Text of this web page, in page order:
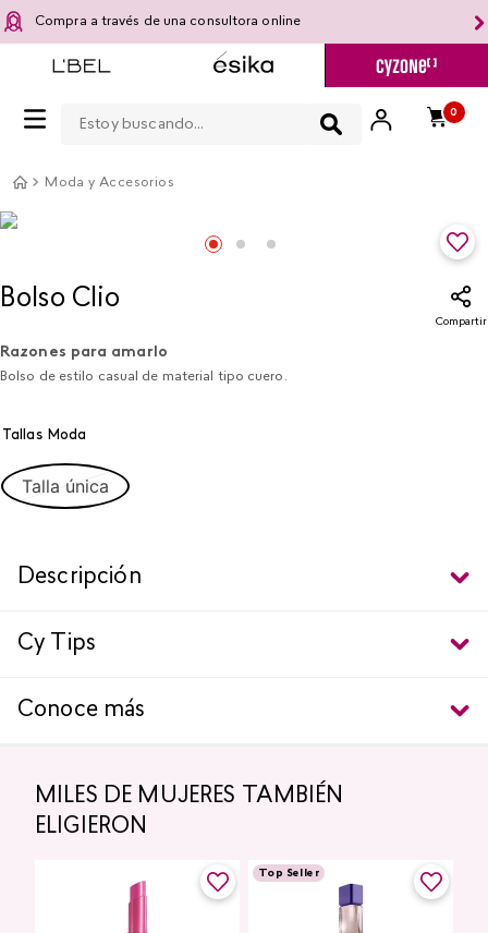
Compra a través de una consultora online
0
Moda y Accesorios
Bolso Clio
Compartir
Razones para amarlo
Bolso de estilo casual de material tipo cuero.
Tallas Moda
Talla única
Descripción
Cy Tips
Conoce más
MILES DE MUJERES TAMBIÉN
ELIGIERON
Top Seller